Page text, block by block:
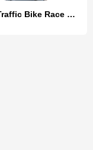
Moto Traffic Bike Race Game 3d